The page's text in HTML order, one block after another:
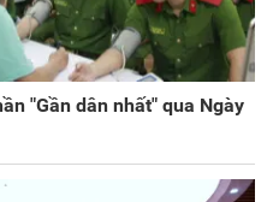
"Gần dân nhất" qua Ngày